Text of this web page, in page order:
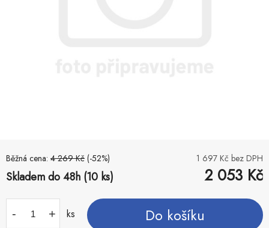
Běžná cena: 4 269 Kč (-52%) 1 697 Kč bez DPH
Skladem do 48h (10 ks) 2 053 Kč
- + ks Do košíku